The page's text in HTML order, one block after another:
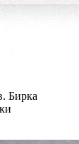
Бирка